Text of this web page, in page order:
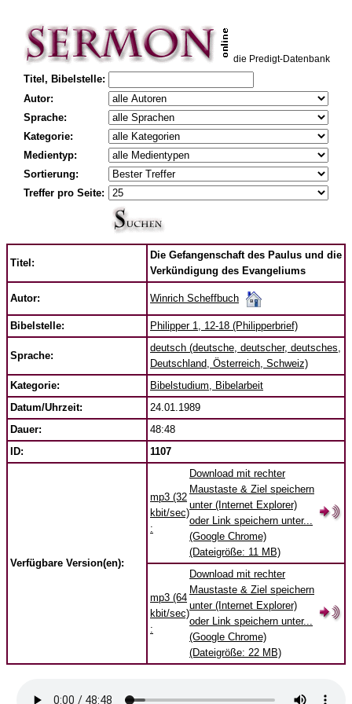
die Predigt-Datenbank
Titel, Bibelstelle:
Autor:
Sprache:
Kategorie:
Medientyp:
Sortierung:
Treffer pro Seite:
Titel:
Die Gefangenschaft des Paulus und die
Verkündigung des Evangeliums
Autor: Winrich Scheffbuch
Bibelstelle: Philipper 1, 12-18 (Philipperbrief)
Sprache:
deutsch (deutsche, deutscher, deutsches,
Deutschland, Österreich, Schweiz)
Kategorie:
Bibelstudium, Bibelarbeit
Datum/Uhrzeit:
24.01.1989
Dauer:
48:48
ID:
1107
Verfügbare Version(en):
mp3 (32
kbit/sec)
:
Download mit rechter
Maustaste & Ziel speichern
unter (Internet Explorer)
oder Link speichern unter...
(Google Chrome)
(Dateigröße: 11 MB)
mp3 (64
kbit/sec)
:
Download mit rechter
Maustaste & Ziel speichern
unter (Internet Explorer)
oder Link speichern unter...
(Google Chrome)
(Dateigröße: 22 MB)